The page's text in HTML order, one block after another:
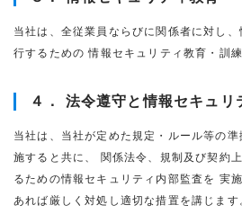
当社は、全従業員ならびに関係者に対し
行するための 情報セキュリティ教育・訓
４． 法令遵守と情報セキュリ
当社は、当社が定めた規定・ルール等の
施すると共に、 関係法令、規制及び契約
るための情報セキュリティ内部監査を 実
あれば厳しく対処し適切な措置を講じます